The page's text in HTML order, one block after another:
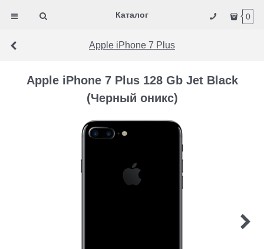
Каталог 0
Apple iPhone 7 Plus
Apple iPhone 7 Plus 128 Gb Jet Black
(Черный оникс)